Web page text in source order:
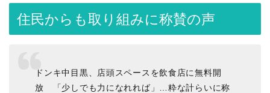
住民からも取り組みに称賛の声
ドンキ中目黒、店頭スペースを飲食店に無料開
放 「少しでも力になれれば」…粋な計らいに称